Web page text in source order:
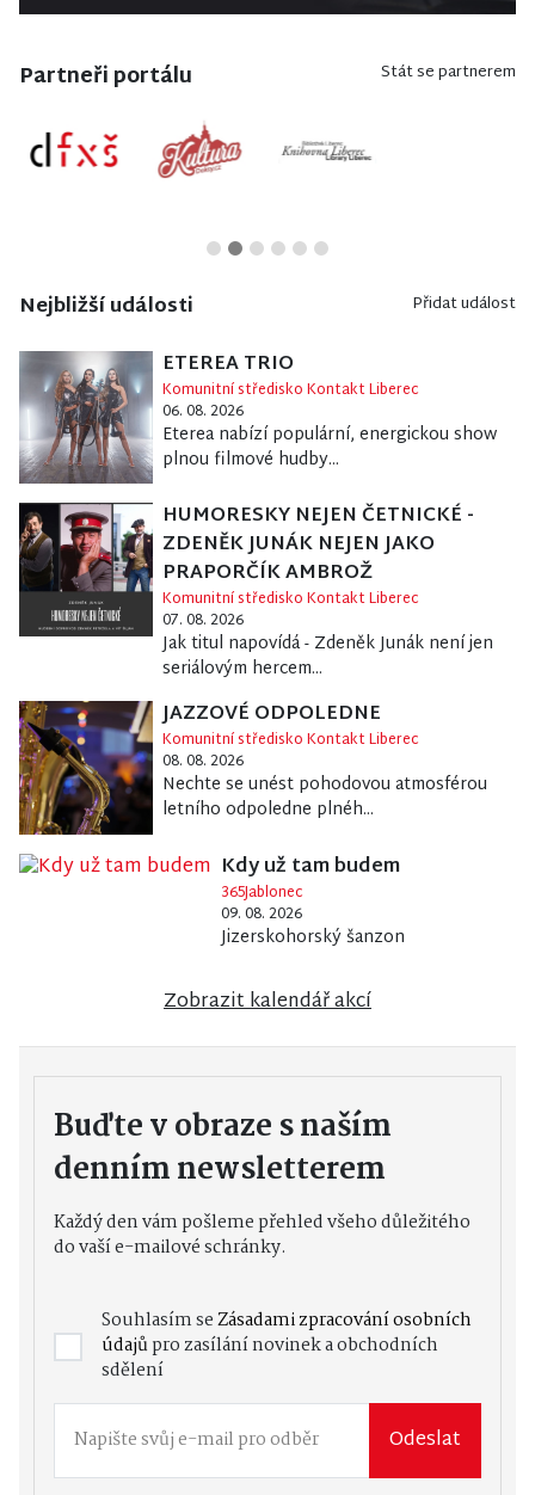
Partneři portálu Stát se partnerem
Nejbližší události Přidat událost
ETEREA TRIO
Komunitní středisko Kontakt Liberec
06. 08. 2026
Eterea nabízí populární, energickou show
plnou filmové hudby...
HUMORESKY NEJEN ČETNICKÉ -
ZDENĚK JUNÁK NEJEN JAKO
PRAPORČÍK AMBROŽ
Komunitní středisko Kontakt Liberec
07. 08. 2026
Jak titul napovídá - Zdeněk Junák není jen
seriálovým hercem...
JAZZOVÉ ODPOLEDNE
Komunitní středisko Kontakt Liberec
08. 08. 2026
Nechte se unést pohodovou atmosférou
letního odpoledne plnéh...
Kdy už tam budem
365Jablonec
09. 08. 2026
Jizerskohorský šanzon
Zobrazit kalendář akcí
Buďte v obraze s naším
denním newsletterem
Každý den vám pošleme přehled všeho důležitého
do vaší e-mailové schránky.
Souhlasím seZásadami zpracování osobních
údajůpro zasílání novinek a obchodních
sdělení
Odeslat